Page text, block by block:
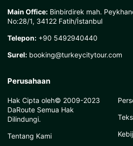
Main Office: Binbirdirek mah.
No:28/1, 34122 Fatih/İstanbul
Telepon: +90 5492940440
Surel: booking@turkeycitytour.com
Perusahaan
Hak Cipta oleh© 2009-2023
DaRoute Semua Hak
Dilindungi.
Tentang Kami